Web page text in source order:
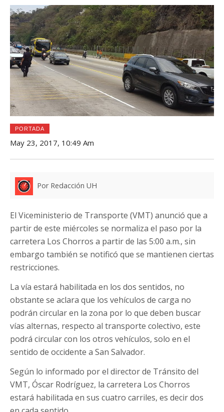
PORTADA
May 23, 2017, 10:49 Am
Por Redacción UH
El Viceministerio de Transporte (VMT) anunció que a
partir de este miércoles se normaliza el paso por la
carretera Los Chorros a partir de las 5:00 a.m., sin
embargo también se notificó que se mantienen ciertas
restricciones.
La vía estará habilitada en los dos sentidos, no
obstante se aclara que los vehículos de carga no
podrán circular en la zona por lo que deben buscar
vías alternas, respecto al transporte colectivo, este
podrá circular con los otros vehículos, solo en el
sentido de occidente a San Salvador.
Según lo informado por el director de Tránsito del
VMT, Óscar Rodríguez, la carretera Los Chorros
estará habilitada en sus cuatro carriles, es decir dos